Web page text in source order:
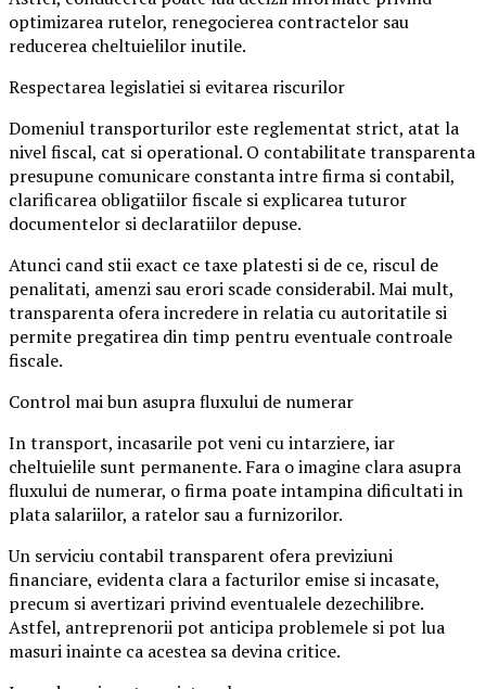
optimizarea rutelor, renegocierea contractelor sau
reducerea cheltuielilor inutile.
Respectarea legislatiei si evitarea riscurilor
Domeniul transporturilor este reglementat strict, atat la
nivel fiscal, cat si operational. O contabilitate transparenta
presupune comunicare constanta intre firma si contabil,
clarificarea obligatiilor fiscale si explicarea tuturor
documentelor si declaratiilor depuse.
Atunci cand stii exact ce taxe platesti si de ce, riscul de
penalitati, amenzi sau erori scade considerabil. Mai mult,
transparenta ofera incredere in relatia cu autoritatile si
permite pregatirea din timp pentru eventuale controale
fiscale.
Control mai bun asupra fluxului de numerar
In transport, incasarile pot veni cu intarziere, iar
cheltuielile sunt permanente. Fara o imagine clara asupra
fluxului de numerar, o firma poate intampina dificultati in
plata salariilor, a ratelor sau a furnizorilor.
Un serviciu contabil transparent ofera previziuni
financiare, evidenta clara a facturilor emise si incasate,
precum si avertizari privind eventualele dezechilibre.
Astfel, antreprenorii pot anticipa problemele si pot lua
masuri inainte ca acestea sa devina critice.